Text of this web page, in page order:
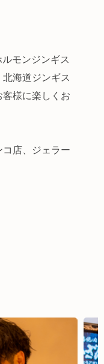
モンジンギス
海道ジンギス
様に楽しくお
店、ジェラー